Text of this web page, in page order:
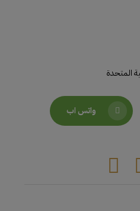
المتحدة
واتس اب
Tiktok